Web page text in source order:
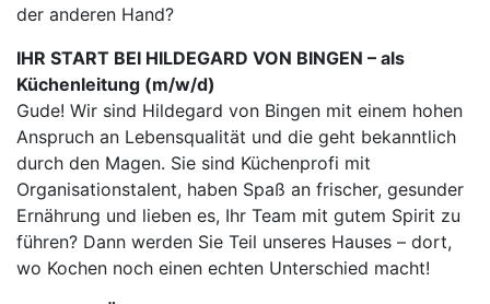
der anderen Hand?
IHR START BEI HILDEGARD VON BINGEN – als
Küchenleitung (m/w/d)
Gude! Wir sind Hildegard von Bingen mit einem hohen
Anspruch an Lebensqualität und die geht bekanntlich
durch den Magen. Sie sind Küchenprofi mit
Organisationstalent, haben Spaß an frischer, gesunder
Ernährung und lieben es, Ihr Team mit gutem Spirit zu
führen? Dann werden Sie Teil unseres Hauses – dort,
wo Kochen noch einen echten Unterschied macht!